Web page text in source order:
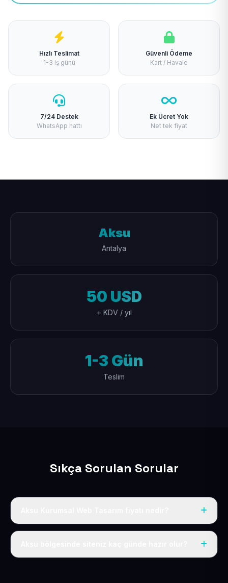
Hızlı Teslimat
1-3 iş günü
Güvenli Ödeme
Kart / Havale
7/24 Destek
WhatsApp hattı
Ek Ücret Yok
Net tek fiyat
Aksu
Antalya
50 USD
+ KDV / yıl
1-3 Gün
Teslim
Sıkça Sorulan Sorular
Tek fiyat uygulanır: yıllık 50 USD + KDV. Bu bedele alan